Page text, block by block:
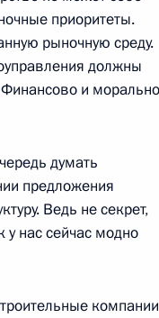
приоритеты.
рыночную среду.
должны
и морально
думать
предложения
Ведь не секрет,
у нас сейчас модно
компании